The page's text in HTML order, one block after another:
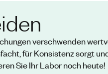
verschwenden
für Konsistenz sorgt
Sie Ihr Labor noch heute!